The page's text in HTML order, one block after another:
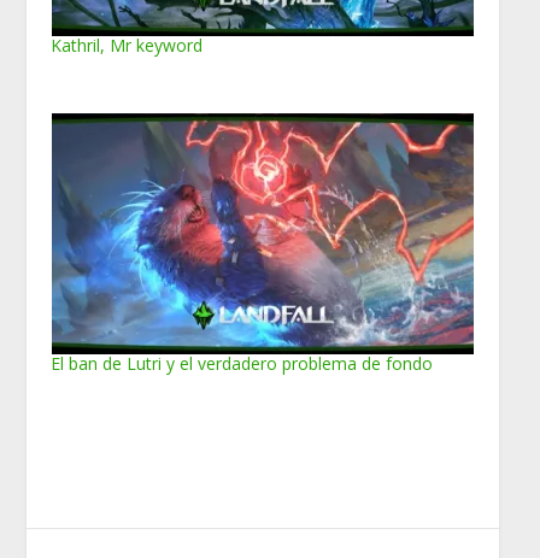
Kathril, Mr keyword
El ban de Lutri y el verdadero problema de fondo